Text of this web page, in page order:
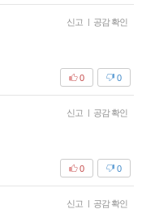
신고 | 공감 확인
0
0
신고 | 공감 확인
0
0
신고 | 공감 확인